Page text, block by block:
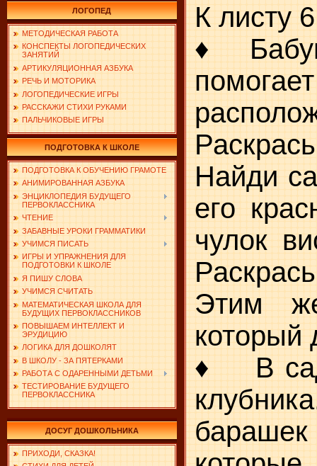
ЛОГОПЕД
МЕТОДИЧЕСКАЯ РАБОТА
КОНСПЕКТЫ ЛОГОПЕДИЧЕСКИХ
ЗАНЯТИЙ
АРТИКУЛЯЦИОННАЯ АЗБУКА
РЕЧЬ И МОТОРИКА
ЛОГОПЕДИЧЕСКИЕ ИГРЫ
РАССКАЖИ СТИХИ РУКАМИ
ПАЛЬЧИКОВЫЕ ИГРЫ
ПОДГОТОВКА К ШКОЛЕ
ПОДГОТОВКА К ОБУЧЕНИЮ ГРАМОТЕ
АНИМИРОВАННАЯ АЗБУКА
ЭНЦИКЛОПЕДИЯ БУДУЩЕГО
ПЕРВОКЛАССНИКА
ЧТЕНИЕ
ЗАБАВНЫЕ УРОКИ ГРАММАТИКИ
УЧИМСЯ ПИСАТЬ
ИГРЫ И УПРАЖНЕНИЯ ДЛЯ
ПОДГОТОВКИ К ШКОЛЕ
Я ПИШУ СЛОВА
УЧИМСЯ СЧИТАТЬ
МАТЕМАТИЧЕСКАЯ ШКОЛА ДЛЯ
БУДУЩИХ ПЕРВОКЛАССНИКОВ
ПОВЫШАЕМ ИНТЕЛЛЕКТ И
ЭРУДИЦИЮ
ЛОГИКА ДЛЯ ДОШКОЛЯТ
В ШКОЛУ - ЗА ПЯТЕРКАМИ
РАБОТА С ОДАРЕННЫМИ ДЕТЬМИ
ТЕСТИРОВАНИЕ БУДУЩЕГО
ПЕРВОКЛАССНИКА
ДОСУГ ДОШКОЛЬНИКА
ПРИХОДИ, СКАЗКА!
К листу 6
♦
Найди
его
чулок
Этим
который
♦ В